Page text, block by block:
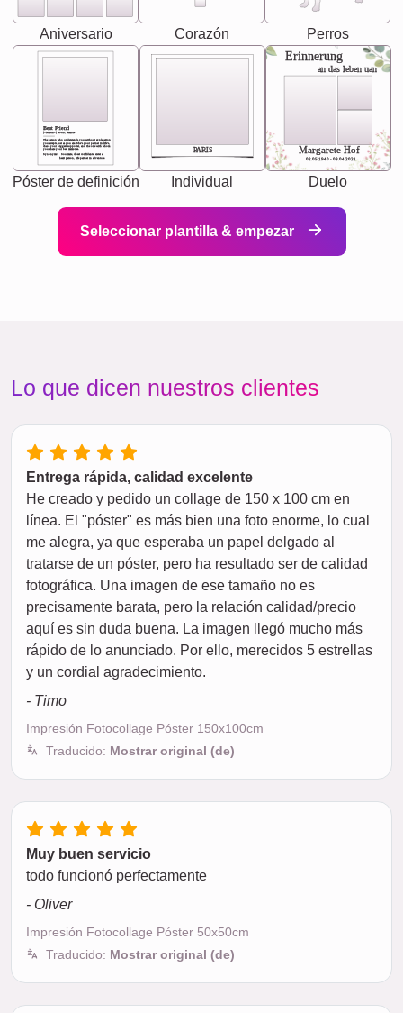
Aniversario Corazón Perros
Best Friend
[<NAME>] Noun, feminie
Synonyms: Soulmate, closet confidante, sister at
heart person, life partner in adventure.
The person who understands you without explanation
you accepts just as you are. She's your partner in life's,
chaos your biggest supporter, and the one with whom
you share your best memories.
Póster de definición
PARIS
Individual
Erinnerung
an das leben uan
Margarete Hof
02.05.1940 - 08.04.2021
Duelo
Seleccionar plantilla & empezar
Lo que dicen nuestros clientes
Entrega rápida, calidad excelente
He creado y pedido un collage de 150 x 100 cm en
línea. El "póster" es más bien una foto enorme, lo cual
me alegra, ya que esperaba un papel delgado al
tratarse de un póster, pero ha resultado ser de calidad
fotográfica. Una imagen de ese tamaño no es
precisamente barata, pero la relación calidad/precio
aquí es sin duda buena. La imagen llegó mucho más
rápido de lo anunciado. Por ello, merecidos 5 estrellas
y un cordial agradecimiento.
- Timo
Impresión Fotocollage Póster 150x100cm
Traducido: Mostrar original (de)
Muy buen servicio
todo funcionó perfectamente
- Oliver
Impresión Fotocollage Póster 50x50cm
Traducido: Mostrar original (de)